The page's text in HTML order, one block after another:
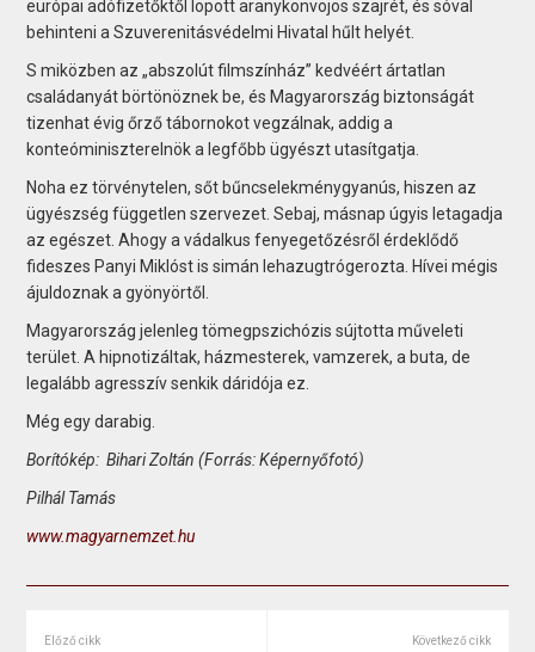
európai adófizetőktől lopott aranykonvojos szajrét, és sóval
behinteni a Szuverenitásvédelmi Hivatal hűlt helyét.
S miközben az „abszolút filmszínház” kedvéért ártatlan
családanyát börtönöznek be, és Magyarország biztonságát
tizenhat évig őrző tábornokot vegzálnak, addig a
konteóminiszterelnök a legfőbb ügyészt utasítgatja.
Noha ez törvénytelen, sőt bűncselekménygyanús, hiszen az
ügyészség független szervezet. Sebaj, másnap úgyis letagadja
az egészet. Ahogy a vádalkus fenyegetőzésről érdeklődő
fideszes Panyi Miklóst is simán lehazugtrógerozta. Hívei mégis
ájuldoznak a gyönyörtől.
Magyarország jelenleg tömegpszichózis sújtotta műveleti
terület. A hipnotizáltak, házmesterek, vamzerek, a buta, de
legalább agresszív senkik dáridója ez.
Még egy darabig.
Borítókép: Bihari Zoltán (Forrás: Képernyőfotó)
Pilhál Tamás
www.magyarnemzet.hu
Előző cikk Következő cikk